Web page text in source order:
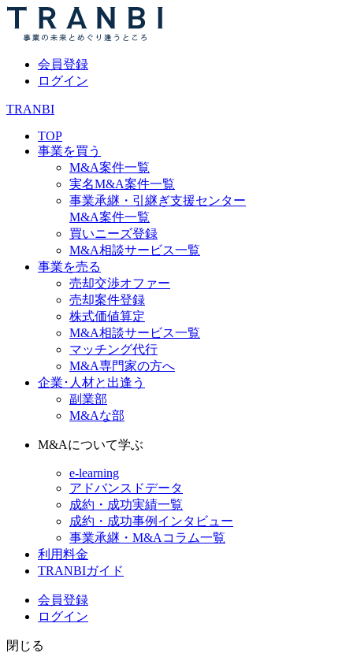
会員登録
ログイン
TRANBI
TOP
事業を買う
M&A案件一覧
実名M&A案件一覧
事業承継・引継ぎ支援センター
M&A案件一覧
買いニーズ登録
M&A相談サービス一覧
事業を売る
売却交渉オファー
売却案件登録
株式価値算定
M&A相談サービス一覧
マッチング代行
M&A専門家の方へ
企業･人材と出逢う
副業部
M&Aな部
M&Aについて学ぶ
e-learning
アドバンスドデータ
成約・成功実績一覧
成約・成功事例インタビュー
事業承継・M&Aコラム一覧
利用料金
TRANBIガイド
会員登録
ログイン
閉じる